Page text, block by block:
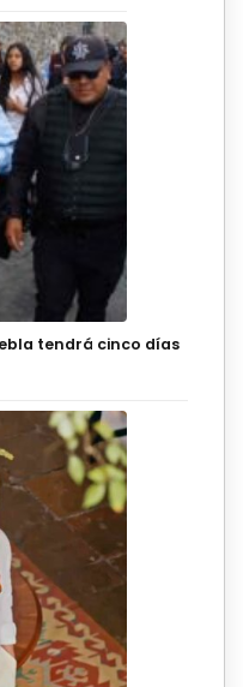
tendrá cinco días